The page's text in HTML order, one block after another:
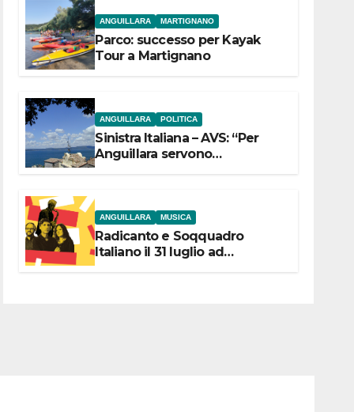
ANGUILLARA MARTIGNANO
Parco: successo per Kayak
Tour a Martignano
ANGUILLARA POLITICA
Sinistra Italiana – AVS: “Per
Anguillara servono
ANGUILLARA MUSICA
Radicanto e Soqquadro
Italiano il 31 luglio ad